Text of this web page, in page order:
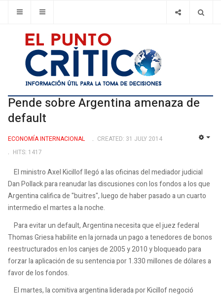
Pende sobre Argentina amenaza de
default
ECONOMÍA INTERNACIONAL
CREATED: 31 JULY 2014
HITS: 1417
El ministro Axel Kicillof llegó a las oficinas del mediador judicial
Dan Pollack para reanudar las discusiones con los fondos a los que
Argentina califica de "buitres", luego de haber pasado a un cuarto
intermedio el martes a la noche.
Para evitar un default, Argentina necesita que el juez federal
Thomas Griesa habilite en la jornada un pago a tenedores de bonos
reestructurados en los canjes de 2005 y 2010 y bloqueado para
forzar la aplicación de su sentencia por 1.330 millones de dólares a
favor de los fondos.
El martes, la comitiva argentina liderada por Kicillof negoció